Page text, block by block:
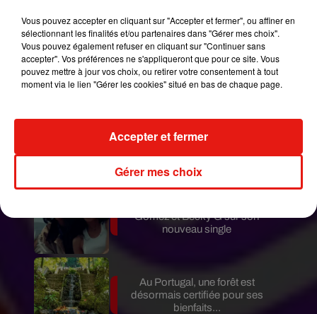
Publié : 23 avril 2019 à 9h39 par Armelle R
plus saines et moins « putaclic ». Reste à savoir si
le dispositif sera mis en place.
Mundo Latino
Au Guatemala, le volcan de
Gomez et Becky G sur son
nouveau single
Au Portugal, une forêt est
désormais certifiée pour ses
bienfaits...
Vous pouvez accepter en cliquant sur "Accepter et fermer", ou affiner en
sélectionnant les finalités et/ou partenaires dans "Gérer mes choix".
Vous pouvez également refuser en cliquant sur "Continuer sans
accepter". Vos préférences ne s'appliqueront que pour ce site. Vous
pouvez mettre à jour vos choix, ou retirer votre consentement à tout
moment via le lien "Gérer les cookies" situé en bas de chaque page.
Gérer mes choix
Accepter et fermer